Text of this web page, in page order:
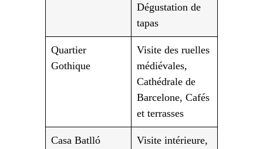
Dégustation de
tapas
Quartier
Gothique
Visite des ruelles
médiévales,
Cathédrale de
Barcelone, Cafés
et terrasses
Casa Batlló
Visite intérieure,